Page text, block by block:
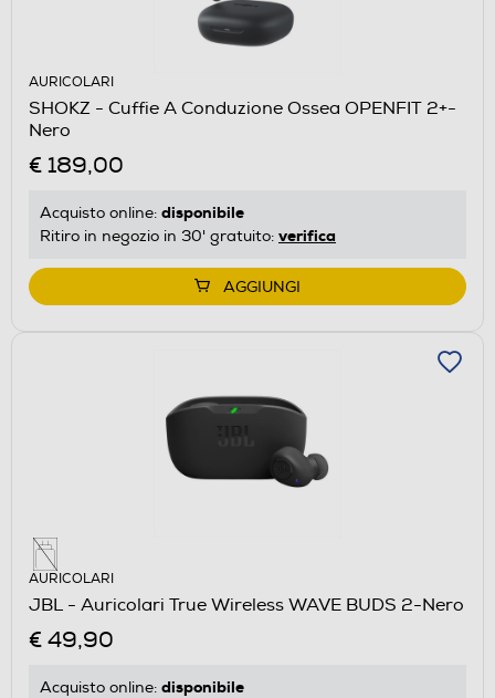
AURICOLARI
SHOKZ - Cuffie A Conduzione Ossea OPENFIT 2+-
Nero
€ 189,00
Acquisto online: disponibile
Ritiro in negozio in 30' gratuito: verifica
AGGIUNGI
AURICOLARI
JBL - Auricolari True Wireless WAVE BUDS 2-Nero
€ 49,90
Acquisto online: disponibile